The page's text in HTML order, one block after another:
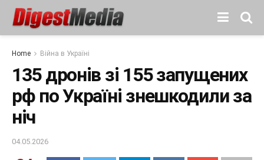
Home Війна в Україні
135 дронів зі 155 запущених
рф по Україні знешкодили за
ніч
04.05.2026